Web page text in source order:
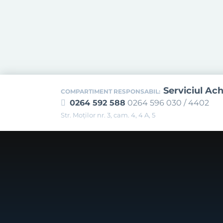
COMPARTIMENT RESPONSABIL: Serviciul
0264 592 588 0264 596 030 / 4402
Str. Moţilor nr. 3, cam. 4, 4 A, 5